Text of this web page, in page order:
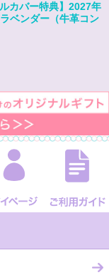
カバー特典】2027年
ベンダー（牛革コン